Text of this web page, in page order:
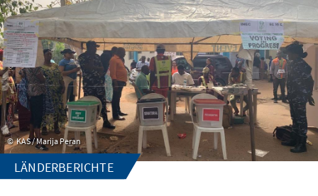
KAS / Marija Peran
LÄNDERBERICHTE